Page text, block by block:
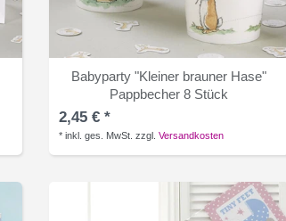
Babyparty "Kleiner brauner Hase"
Pappbecher 8 Stück
2,45 € *
*inkl. ges. MwSt. zzgl.Versandkosten